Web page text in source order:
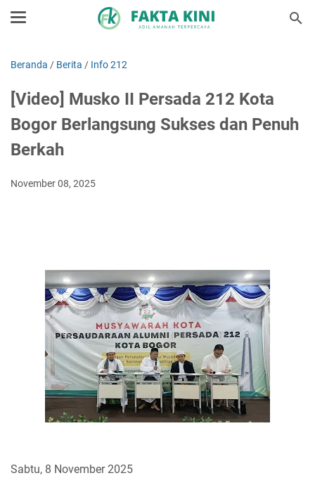
Beranda / Berita / Info 212
[Video] Musko II Persada 212 Kota
Bogor Berlangsung Sukses dan Penuh
Berkah
November 08, 2025
Sabtu, 8 November 2025